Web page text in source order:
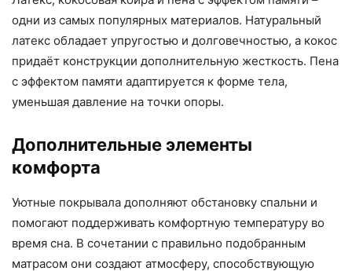
одни из самых популярных материалов. Натуральный
латекс обладает упругостью и долговечностью, а кокос
придаёт конструкции дополнительную жесткость. Пена
с эффектом памяти адаптируется к форме тела,
уменьшая давление на точки опоры.
Дополнительные элементы
комфорта
Уютные покрывала дополняют обстановку спальни и
помогают поддерживать комфортную температуру во
время сна. В сочетании с правильно подобранным
матрасом они создают атмосферу, способствующую